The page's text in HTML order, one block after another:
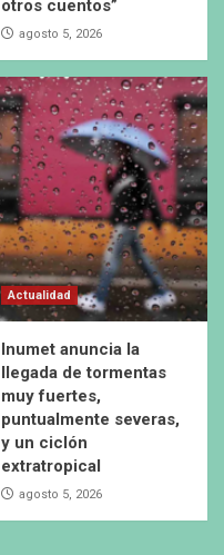
otros cuentos”
agosto 5, 2026
Actualidad
Inumet anuncia la
llegada de tormentas
muy fuertes,
puntualmente severas,
y un ciclón
extratropical
agosto 5, 2026